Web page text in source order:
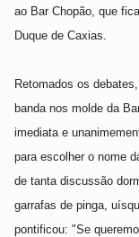
ao Bar Chopão, que
Duque de Caxias.
Retomados os
banda nos molde da
imediata e
para escolher o nome
de tanta discussão
garrafas de pinga,
pontificou: "Se